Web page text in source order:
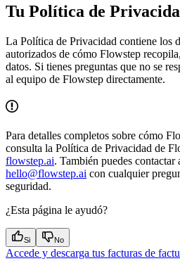
Tu Política de
La Política de Privacidad contiene los
autorizados de cómo Flowstep
datos. Si tienes preguntas que no se
al equipo de Flowstep directamente.
Para detalles completos sobre cómo
consulta la Política de Privacidad de
flowstep.ai. También puedes contactar
hello@flowstep.ai con cualquier
seguridad.
¿Esta página le ayudó?
Si No
Accede y descarga tus facturas de